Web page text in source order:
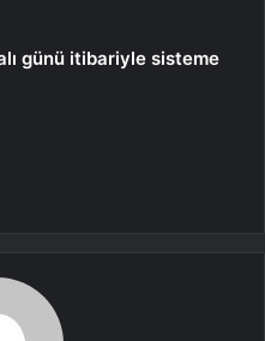
günü itibariyle sisteme